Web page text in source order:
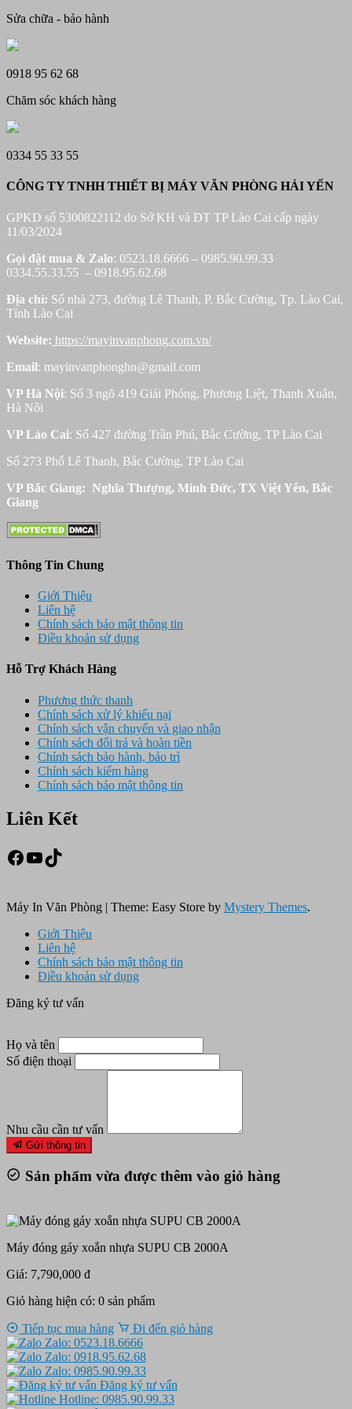
Sửa chữa - bảo hành
0918 95 62 68
Chăm sóc khách hàng
0334 55 33 55
CÔNG TY TNHH THIẾT BỊ MÁY VĂN PHÒNG HẢI YẾN
GPKD số 5300822112 do Sở KH và ĐT TP Lào Cai cấp ngày
11/03/2024
Gọi đặt mua & Zalo: 0523.18.6666 – 0985.90.99.33
0334.55.33.55 – 0918.95.62.68
Địa chỉ: Số nhà 273, đường Lê Thanh, P. Bắc Cường, Tp. Lào Cai,
Tỉnh Lào Cai
Website: https://mayinvanphong.com.vn/
Email: mayinvanphonghn@gmail.com
VP Hà Nội: Số 3 ngõ 419 Giải Phóng, Phương Liệt, Thanh Xuân,
Hà Nôi
VP Lào Cai: Số 427 đường Trần Phú, Bắc Cường, TP Lào Cai
Số 273 Phố Lê Thanh, Bắc Cường, TP Lào Cai
VP Bắc Giang: Nghĩa Thượng, Minh Đức, TX Việt Yên, Bắc
Giang
Thông Tin Chung
Giới Thiệu
Liên hệ
Chính sách bảo mật thông tin
Điều khoản sử dụng
Hỗ Trợ Khách Hàng
Phương thức thanh
Chính sách xử lý khiếu nại
Chính sách vận chuyển và giao nhận
Chính sách đổi trả và hoàn tiền
Chính sách bảo hành, bảo trì
Chính sách kiểm hàng
Chính sách bảo mật thông tin
Liên Kết
Facebook
Youtube
TikTok
Máy In Văn Phòng | Theme: Easy Store by Mystery Themes.
Giới Thiệu
Liên hệ
Chính sách bảo mật thông tin
Điều khoản sử dụng
Đăng ký tư vấn
Họ và tên
Số điện thoại
Nhu cầu cần tư vấn
Gửi thông tin
Sản phẩm vừa được thêm vào giỏ hàng
Máy đóng gáy xoắn nhựa SUPU CB 2000A
Giá: 7,790,000 đ
Giỏ hàng hiện có: 0 sản phẩm
Tiếp tục mua hàng
Đi đến giỏ hàng
Zalo: 0523.18.6666
Zalo: 0918.95.62.68
Zalo: 0985.90.99.33
Đăng ký tư vấn
Hotline: 0985.90.99.33